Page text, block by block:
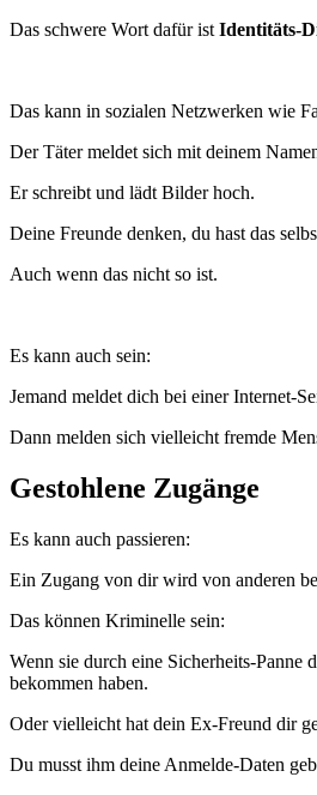
Das schwere Wort dafür ist Identitäts-
Das kann in sozialen Netzwerken wie
Der Täter meldet sich mit deinem
Er schreibt und lädt Bilder hoch.
Deine Freunde denken, du hast das
Auch wenn das nicht so ist.
Es kann auch sein:
Jemand meldet dich bei einer Internet-
Dann melden sich vielleicht fremde
Gestohlene Zugänge
Es kann auch passieren:
Ein Zugang von dir wird von anderen
Das können Kriminelle sein:
Wenn sie durch eine Sicherheits-Panne
bekommen haben.
Oder vielleicht hat dein Ex-Freund dir
Du musst ihm deine Anmelde-Daten